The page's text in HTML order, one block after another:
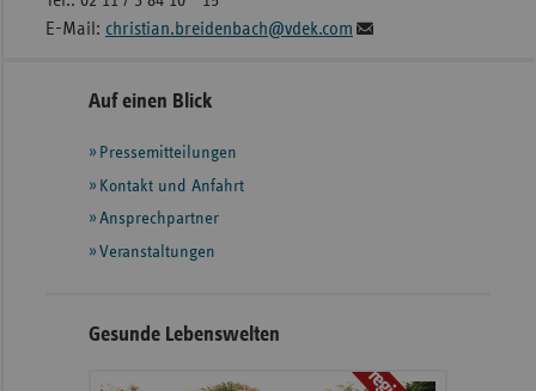
E-Mail: christian.breidenbach@vdek.com
Seitennavigation
Seitenleiste
weiteren
Informationen
Auf einen Blick
Pressemitteilungen
Kontakt und Anfahrt
Ansprechpartner
Veranstaltungen
Gesunde Lebenswelten